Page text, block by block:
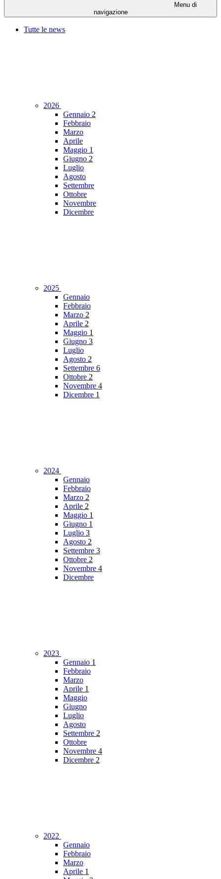
Menu di
navigazione
Tutte le news
2026
Gennaio 2
Febbraio
Marzo
Aprile
Maggio 1
Giugno 2
Luglio
Agosto
Settembre
Ottobre
Novembre
Dicembre
2025
Gennaio
Febbraio
Marzo 2
Aprile 2
Maggio 1
Giugno 3
Luglio
Agosto 2
Settembre 6
Ottobre 2
Novembre 4
Dicembre 1
2024
Gennaio
Febbraio
Marzo 2
Aprile 2
Maggio 1
Giugno 1
Luglio 3
Agosto 2
Settembre 3
Ottobre 2
Novembre 4
Dicembre
2023
Gennaio 1
Febbraio
Marzo
Aprile 1
Maggio
Giugno
Luglio
Agosto
Settembre 2
Ottobre
Novembre 4
Dicembre 2
2022
Gennaio
Febbraio
Marzo
Aprile 1